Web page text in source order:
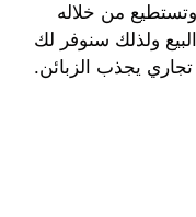
من خلاله
ولذلك سنوفر لك
يجذب الزبائن.